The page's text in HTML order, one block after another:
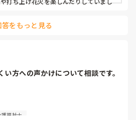
経験にもなりますね！
答をもっと見る
方への声かけについて相談です。
えていない利用者様への声かけにつ
護福祉士